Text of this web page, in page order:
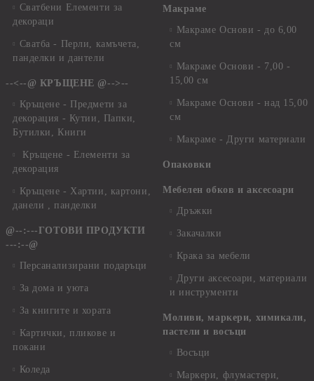
Сватбени Елементи за
декораци
Сватба - Перли, камъчета,
панделки и дантели
--<--@ КРЪЩЕНЕ @-->--
Кръщене - Предмети за
декорация - Кутии, Папки,
Бутилки, Книги
Кръщене - Елементи за
декорация
Кръщене - Хартии, картони,
данели , панделки
@--:---ГОТОВИ ПРОДУКТИ
---:--@
Персанализирани подаръци
За дома и уюта
За книгите и хората
Картички, пликове и
покани
Коледа
Макраме
Макраме Основи - до 6,00
см
Макраме Основи - 7,00 -
15,00 см
Макраме Основи - над 15,00
см
Макраме - Други материали
Опаковки
Мебелен обков и аксесоари
Дръжки
Закачалки
Крака за мебели
Други аксесоари, материали
и инструменти
Моливи, маркери, химикали,
пастели и восъци
Восъци
Маркери, флумастери,